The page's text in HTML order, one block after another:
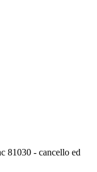
81030 - cancello ed